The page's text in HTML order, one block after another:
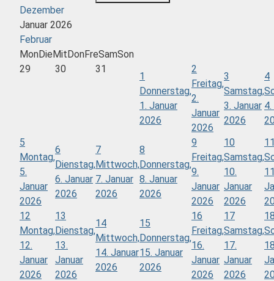
Dezember
Januar 2026
Februar
MonDieMitDonFreSamSon
29
30 31
1
Donnerstag,
1. Januar
2026
2
Freitag,
2.
Januar
2026
3
Samstag,
3. Januar
2026
4
5
Montag,
5.
Januar
2026
6
Dienstag,
6. Januar
2026
7
Mittwoch,
7. Januar
2026
8
Donnerstag,
8. Januar
2026
9
Freitag,
9.
Januar
2026
10
Samstag,
10.
Januar
2026
12
Montag,
12.
Januar
2026
13
Dienstag,
13.
Januar
2026
14
Mittwoch,
14. Januar
2026
15
Donnerstag,
15. Januar
2026
16
Freitag,
16.
Januar
2026
17
Samstag,
17.
Januar
2026